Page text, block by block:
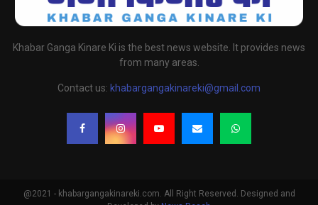
Khabar Ganga Kinare Ki is the best news website. It provides news
from many areas.
Contact us: khabargangakinareki@gmail.com
@2021 - khabargangakinareki.com. All Right Reserved. Designed and